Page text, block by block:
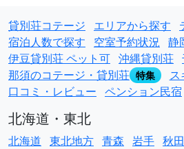
貸別荘コテージ エリアから探す
宿泊人数で探す
空室予約状況 静
伊豆貸別荘 ペット可 沖縄貸別荘
那須のコテージ・貸別荘 特集
ス
口コミ・レビュー ペンション民宿
北海道・東北
北海道 東北地方 青森 岩手 秋田